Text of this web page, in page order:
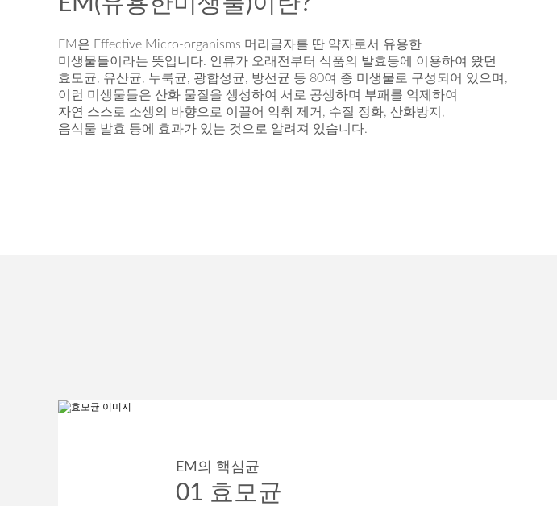
EM은 Effective Micro-organisms 머리글자를 딴 약자로서 유용한
미생물들이라는 뜻입니다. 인류가 오래전부터 식품의 발효등에 이용하여 왔던
효모균, 유산균, 누룩균, 광합성균, 방선균 등 80여 종 미생물로 구성되어 있으며,
이런 미생물들은 산화 물질을 생성하여 서로 공생하며 부패를 억제하여
자연 스스로 소생의 바향으로 이끌어 악취 제거, 수질 정화, 산화방지,
음식물 발효 등에 효과가 있는 것으로 알려져 있습니다.
EM의 핵심균
01 효모균